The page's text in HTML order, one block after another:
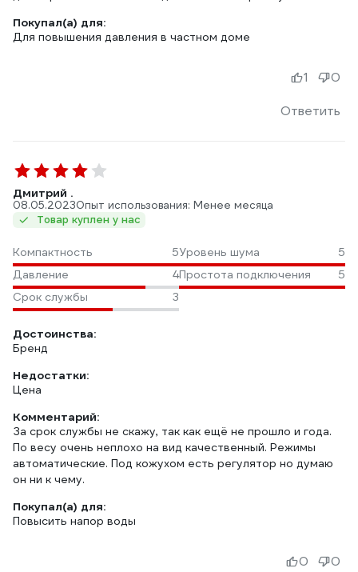
Покупал(а) для:
Для повышения давления в частном доме
Ответить
1 0
Дмитрий .
08.05.2023Опыт использования: Менее месяца
Товар куплен у нас
Компактность 5Уровень шума
5
Давление
4Простота подключения
5
Срок службы
3
Достоинства:
Бренд
Недостатки:
Цена
Комментарий:
За срок службы не скажу, так как ещё не прошло и года.
По весу очень неплохо на вид качественный. Режимы
автоматические. Под кожухом есть регулятор но думаю
он ни к чему.
Покупал(а) для:
Повысить напор воды
0 0